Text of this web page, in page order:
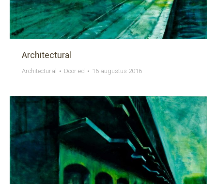
Architectural
Architectural Door ed 16 augustus 2016